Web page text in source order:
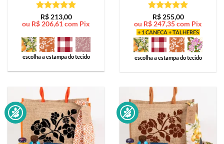
Avaliação5
de 5
R$213,00
ou R$ 206,61 com Pix
escolha a estampa do tecido
Avaliação5
de 5
R$255,00
ou R$ 247,35com Pix
+ 1 CANECA + TALHERES
escolha a estampa do tecido